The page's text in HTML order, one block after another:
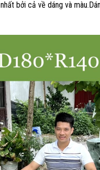
bởi cả về dáng và